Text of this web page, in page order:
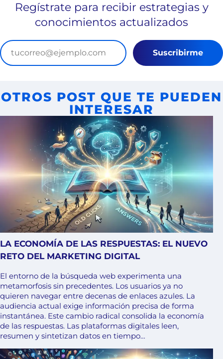
Regístrate para recibir estrategias y
conocimientos actualizados
Suscribirme
OTROS POST QUE TE PUEDEN
INTERESAR
LA ECONOMÍA DE LAS RESPUESTAS: EL NUEVO
RETO DEL MARKETING DIGITAL
El entorno de la búsqueda web experimenta una
metamorfosis sin precedentes. Los usuarios ya no
quieren navegar entre decenas de enlaces azules. La
audiencia actual exige información precisa de forma
instantánea. Este cambio radical consolida la economía
de las respuestas. Las plataformas digitales leen,
resumen y sintetizan datos en tiempo…